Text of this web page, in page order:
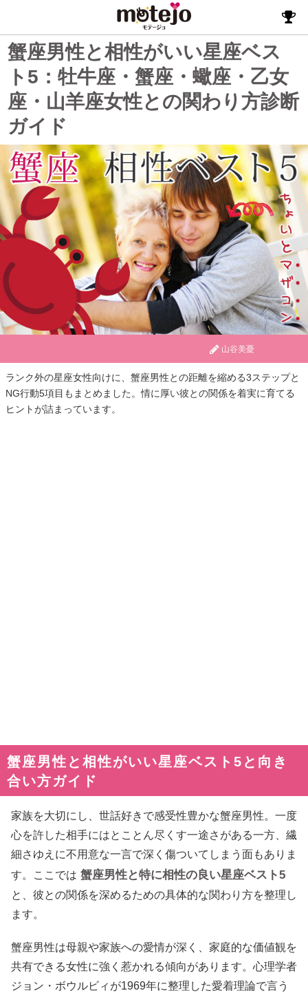
蟹座男性と相性がいい星座ベス
ト5：牡牛座・蟹座・蠍座・乙女
座・山羊座女性との関わり方診断
ガイド
山谷美憂
ランク外の星座女性向けに、蟹座男性との距離を縮める3ステップと
NG行動5項目もまとめました。情に厚い彼との関係を着実に育てる
ヒントが詰まっています。
蟹座男性と相性がいい星座ベスト5と向き
合い方ガイド
家族を大切にし、世話好きで感受性豊かな蟹座男性。一度
心を許した相手にはとことん尽くす一途さがある一方、繊
細さゆえに不用意な一言で深く傷ついてしまう面もありま
す。ここでは 蟹座男性と特に相性の良い星座ベスト5
と、彼との関係を深めるための具体的な関わり方を整理し
ます。
蟹座男性は母親や家族への愛情が深く、家庭的な価値観を
共有できる女性に強く惹かれる傾向があります。心理学者
ジョン・ボウルビィが1969年に整理した愛着理論で言う